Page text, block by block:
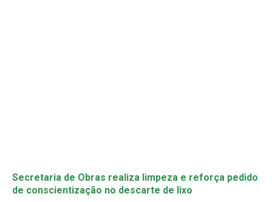
Secretaria de Obras realiza limpeza e reforça pedido
de conscientização no descarte de lixo